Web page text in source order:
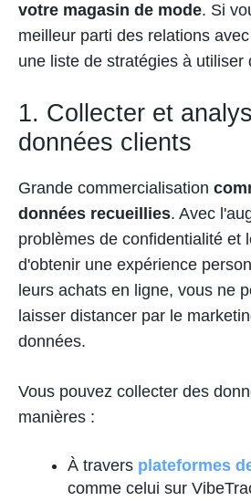
votre magasin de mode. Si
meilleur parti des relations
une liste de stratégies à utiliser
1. Collecter et
données clients
Grande commercialisation
données recueillies. Avec
problèmes de confidentialité et
d'obtenir une expérience
leurs achats en ligne, vous ne
laisser distancer par le
données.
Vous pouvez collecter des
manières :
À travers plateformes
comme celui sur